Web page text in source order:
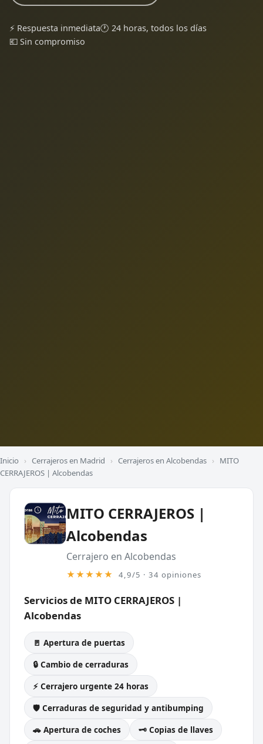
⚡ Respuesta inmediata🕐 24 horas, todos los días
💶 Sin compromiso
Inicio › Cerrajeros en Madrid › Cerrajeros en Alcobendas › MITO
CERRAJEROS | Alcobendas
MITO CERRAJEROS |
Alcobendas
Cerrajero en Alcobendas
★★★★★ 4,9/5 · 34 opiniones
Servicios de MITO CERRAJEROS |
Alcobendas
🚪 Apertura de puertas
🔒 Cambio de cerraduras
⚡ Cerrajero urgente 24 horas
🛡️ Cerraduras de seguridad y antibumping
🚗 Apertura de coches
🗝️ Copias de llaves